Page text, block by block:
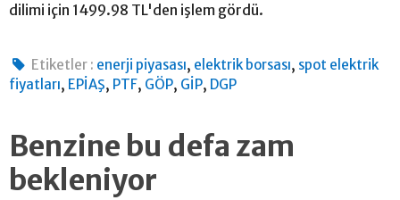
dilimi için 1499.98 TL'den işlem gördü.
Etiketler : enerji piyasası, elektrik borsası, spot elektrik
fiyatları, EPİAŞ, PTF, GÖP, GİP, DGP
Benzine bu defa zam
bekleniyor